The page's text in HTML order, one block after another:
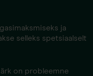
ja
selleks spetsiaalselt
on probleemne